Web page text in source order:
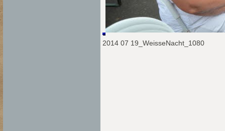
2014 07 19_WeisseNacht_1080